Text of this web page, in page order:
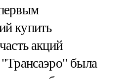
купить
акций
"Трансаэро" была